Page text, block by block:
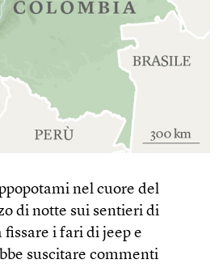
nel cuore del
di notte sui sentieri di
i fari di jeep e
suscitare commenti